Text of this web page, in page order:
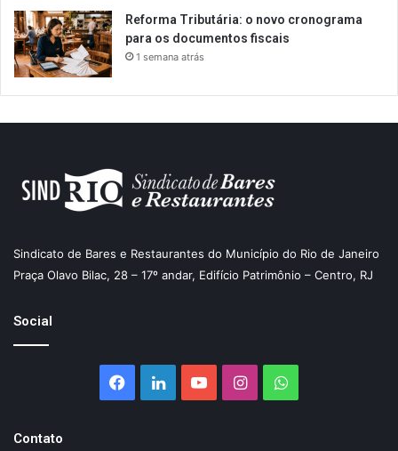
Reforma Tributária: o novo cronograma
para os documentos fiscais
1 semana atrás
Sindicato de Bares e Restaurantes do Município do Rio de Janeiro
Praça Olavo Bilac, 28 – 17º andar, Edifício Patrimônio – Centro, RJ
Social
Facebook
LinkedinYouTubeInstagramWhatsApp
Contato